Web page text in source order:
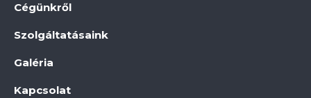
Cégünkről
Szolgáltatásaink
Galéria
Kapcsolat